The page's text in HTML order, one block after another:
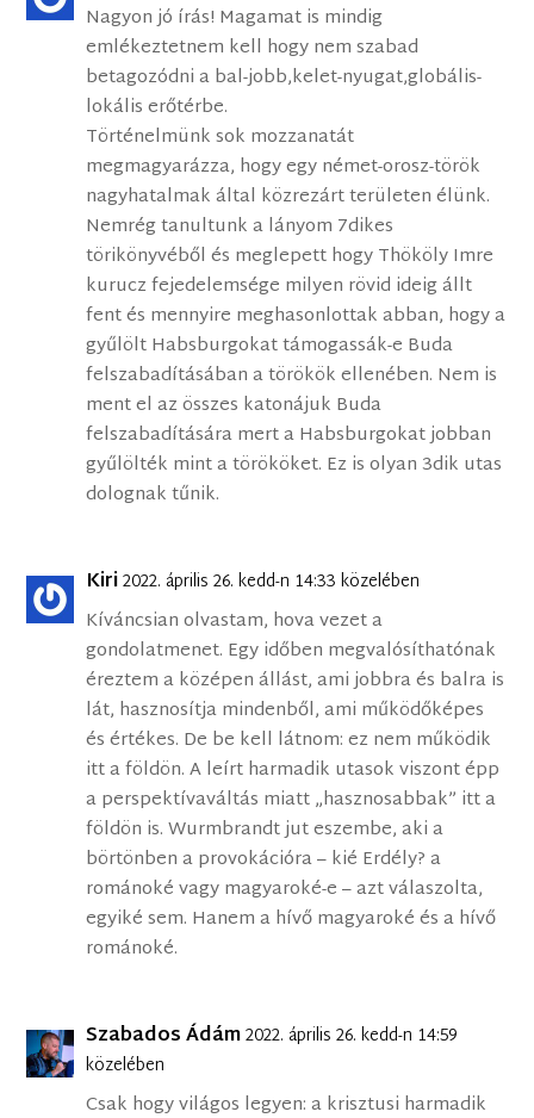
Nagyon jó írás! Magamat is mindig
emlékeztetnem kell hogy nem szabad
betagozódni a bal-jobb,kelet-nyugat,globális-
lokális erőtérbe.
Történelmünk sok mozzanatát
megmagyarázza, hogy egy német-orosz-török
nagyhatalmak által közrezárt területen élünk.
Nemrég tanultunk a lányom 7dikes
törikönyvéből és meglepett hogy Thököly Imre
kurucz fejedelemsége milyen rövid ideig állt
fent és mennyire meghasonlottak abban, hogy a
gyűlölt Habsburgokat támogassák-e Buda
felszabadításában a törökök ellenében. Nem is
ment el az összes katonájuk Buda
felszabadítására mert a Habsburgokat jobban
gyűlölték mint a törököket. Ez is olyan 3dik utas
dolognak tűnik.
Kiri2022. április 26. kedd-n 14:33 közelében
Kíváncsian olvastam, hova vezet a
gondolatmenet. Egy időben megvalósíthatónak
éreztem a középen állást, ami jobbra és balra is
lát, hasznosítja mindenből, ami működőképes
és értékes. De be kell látnom: ez nem működik
itt a földön. A leírt harmadik utasok viszont épp
a perspektívaváltás miatt „hasznosabbak” itt a
földön is. Wurmbrandt jut eszembe, aki a
börtönben a provokációra – kié Erdély? a
románoké vagy magyaroké-e – azt válaszolta,
egyiké sem. Hanem a hívő magyaroké és a hívő
románoké.
Szabados Ádám2022. április 26. kedd-n 14:59
közelében
Csak hogy világos legyen: a krisztusi harmadik